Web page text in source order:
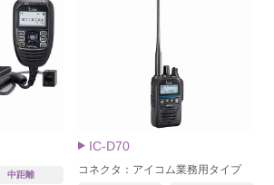
中距離
IC-D70
コネクタ：アイコム業務用タイプ